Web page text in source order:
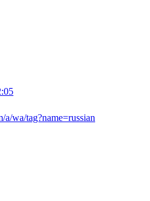
a/wa/tag?name=russian